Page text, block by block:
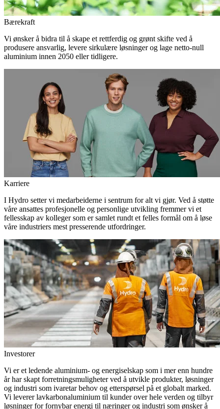
Bærekraft
Vi ønsker å bidra til å skape et rettferdig og grønt skifte ved å
produsere ansvarlig, levere sirkulære løsninger og lage netto-null
aluminium innen 2050 eller tidligere.
Karriere
I Hydro setter vi medarbeiderne i sentrum for alt vi gjør. Ved å støtte
våre ansattes profesjonelle og personlige utvikling fremmer vi et
fellesskap av kolleger som er samlet rundt et felles formål om å løse
våre industriers mest presserende utfordringer.
Investorer
Vi er et ledende aluminium- og energiselskap som i mer enn hundre
år har skapt forretningsmuligheter ved å utvikle produkter, løsninger
og industri som ivaretar behov og etterspørsel på et globalt marked.
Vi leverer lavkarbonaluminium til kunder over hele verden og tilbyr
løsninger for fornybar energi til næringer og industri som ønsker å